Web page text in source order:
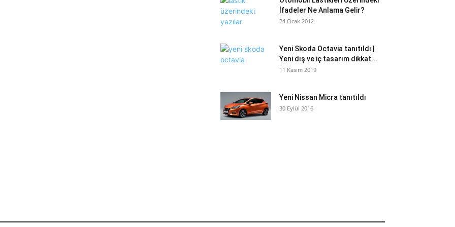
İfadeler Ne Anlama Gelir?
24 Ocak 2012
Yeni Skoda Octavia tanıtıldı |
Yeni dış ve iç tasarım dikkat...
11 Kasım 2019
Yeni Nissan Micra tanıtıldı
30 Eylül 2016